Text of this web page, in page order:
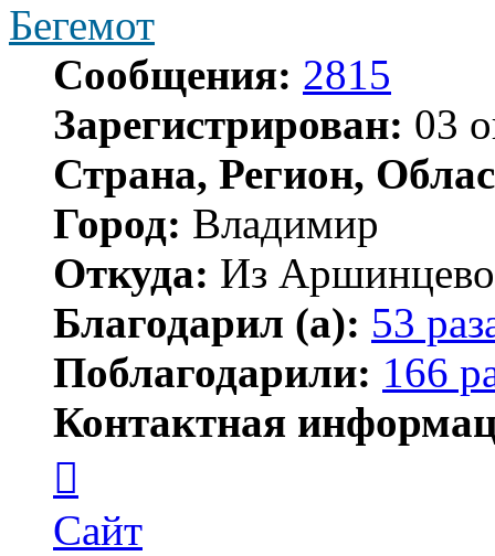
Бегемот
Сообщения: 2815
Зарегистрирован: 03
Страна, Регион,
Город: Владимир
Откуда: Из
Благодарил (а): 53
Поблагодарили: 166
Контактная
пользователя
Бегемот
Сайт